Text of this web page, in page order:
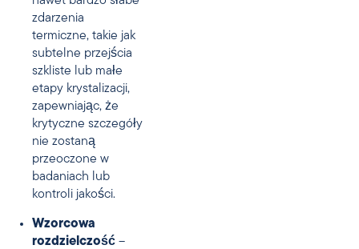
zdarzenia
termiczne, takie jak
subtelne przejścia
szkliste lub małe
etapy krystalizacji,
zapewniając, że
krytyczne szczegóły
nie zostaną
przeoczone w
badaniach lub
kontroli jakości.
Wzorcowa
rozdzielczość –